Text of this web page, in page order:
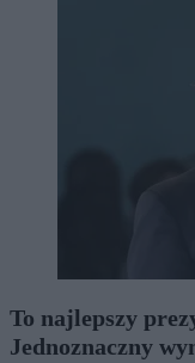
To najlepszy
Jednoznaczny